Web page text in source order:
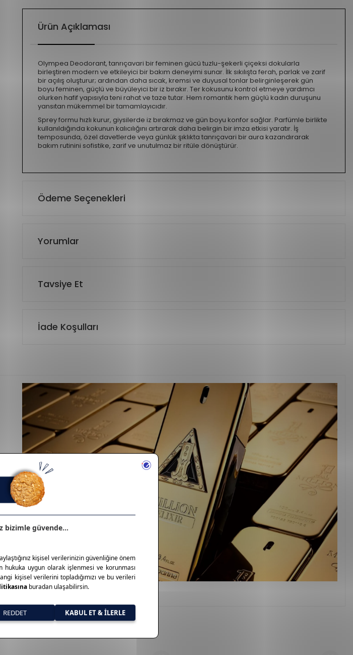
Ürün Açıklaması
Olympea Deodorant, tanrıçavari bir feminen gücü tuzlu-şekerli çiçeksi dokularla
birleştiren modern ve etkileyici bir bakım deneyimi sunar. İlk sıkılışta ferah, parlak ve zarif
bir açılış oluşturur; ardından daha sıcak, kremsi ve duyusal tonlar belirginleşerek gün
boyu feminen, güçlü ve büyüleyici bir iz bırakır. Ter kokusunu kontrol etmeye yardımcı
olurken hafif yapısıyla teni rahat ve taze tutar. Hem romantik hem güçlü kadın duruşunu
yansıtan mükemmel bir tamamlayıcıdır.
Sprey formu hızlı kurur, giysilerde iz bırakmaz ve gün boyu konfor sağlar. Parfümle birlikte
kullanıldığında kokunun kalıcılığını artırarak daha belirgin bir imza etkisi yaratır. İş
temposunda, özel davetlerde veya günlük şıklıkta tanrıçavari bir aura kazandırarak
bakım rutinini sofistike, zarif ve unutulmaz bir ritüle dönüştürür.
Ödeme Seçenekleri
Yorumlar
Tavsiye Et
İade Koşulları